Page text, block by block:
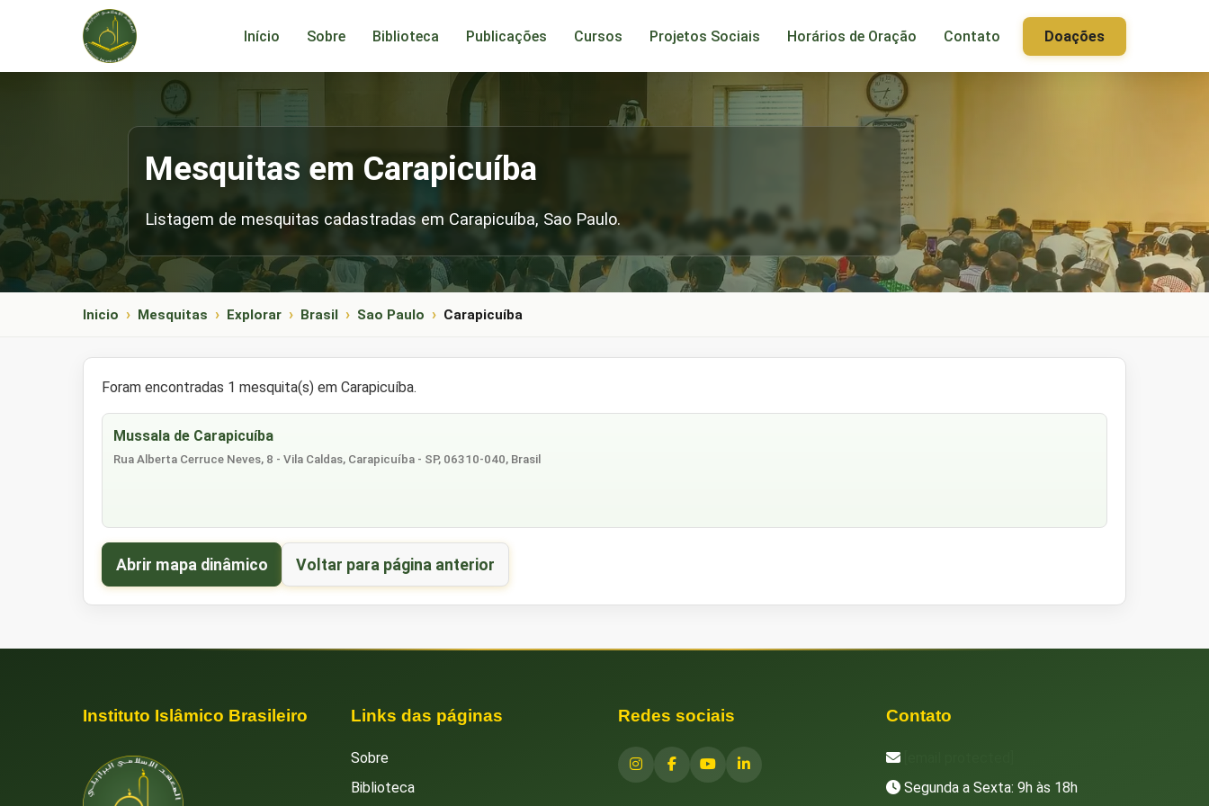
Início Sobre Biblioteca Publicações Cursos Projetos Sociais Horários de Oração Contato Doações
Mesquitas em Carapicuíba
Listagem de mesquitas cadastradas em Carapicuíba, Sao Paulo.
Inicio Mesquitas Explorar Brasil Sao Paulo Carapicuíba
Foram encontradas 1 mesquita(s) em Carapicuíba.
Mussala de Carapicuíba
Rua Alberta Cerruce Neves, 8 - Vila Caldas, Carapicuíba - SP, 06310-040, Brasil
Abrir mapa dinâmico Voltar para página anterior
Instituto Islâmico Brasileiro Links das páginas
Sobre
Biblioteca
Redes sociais Contato
Segunda a Sexta: 9h às 18h